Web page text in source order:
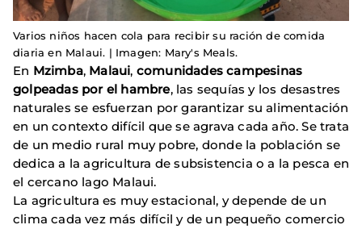
Varios niños hacen cola para recibir su ración de comida
diaria en Malaui. | Imagen: Mary's Meals.
En Mzimba, Malaui, comunidades campesinas
golpeadas por el hambre, las sequías y los desastres
naturales se esfuerzan por garantizar su alimentación
en un contexto difícil que se agrava cada año. Se trata
de un medio rural muy pobre, donde la población se
dedica a la agricultura de subsistencia o a la pesca en
el cercano lago Malaui.
La agricultura es muy estacional, y depende de un
clima cada vez más difícil y de un pequeño comercio